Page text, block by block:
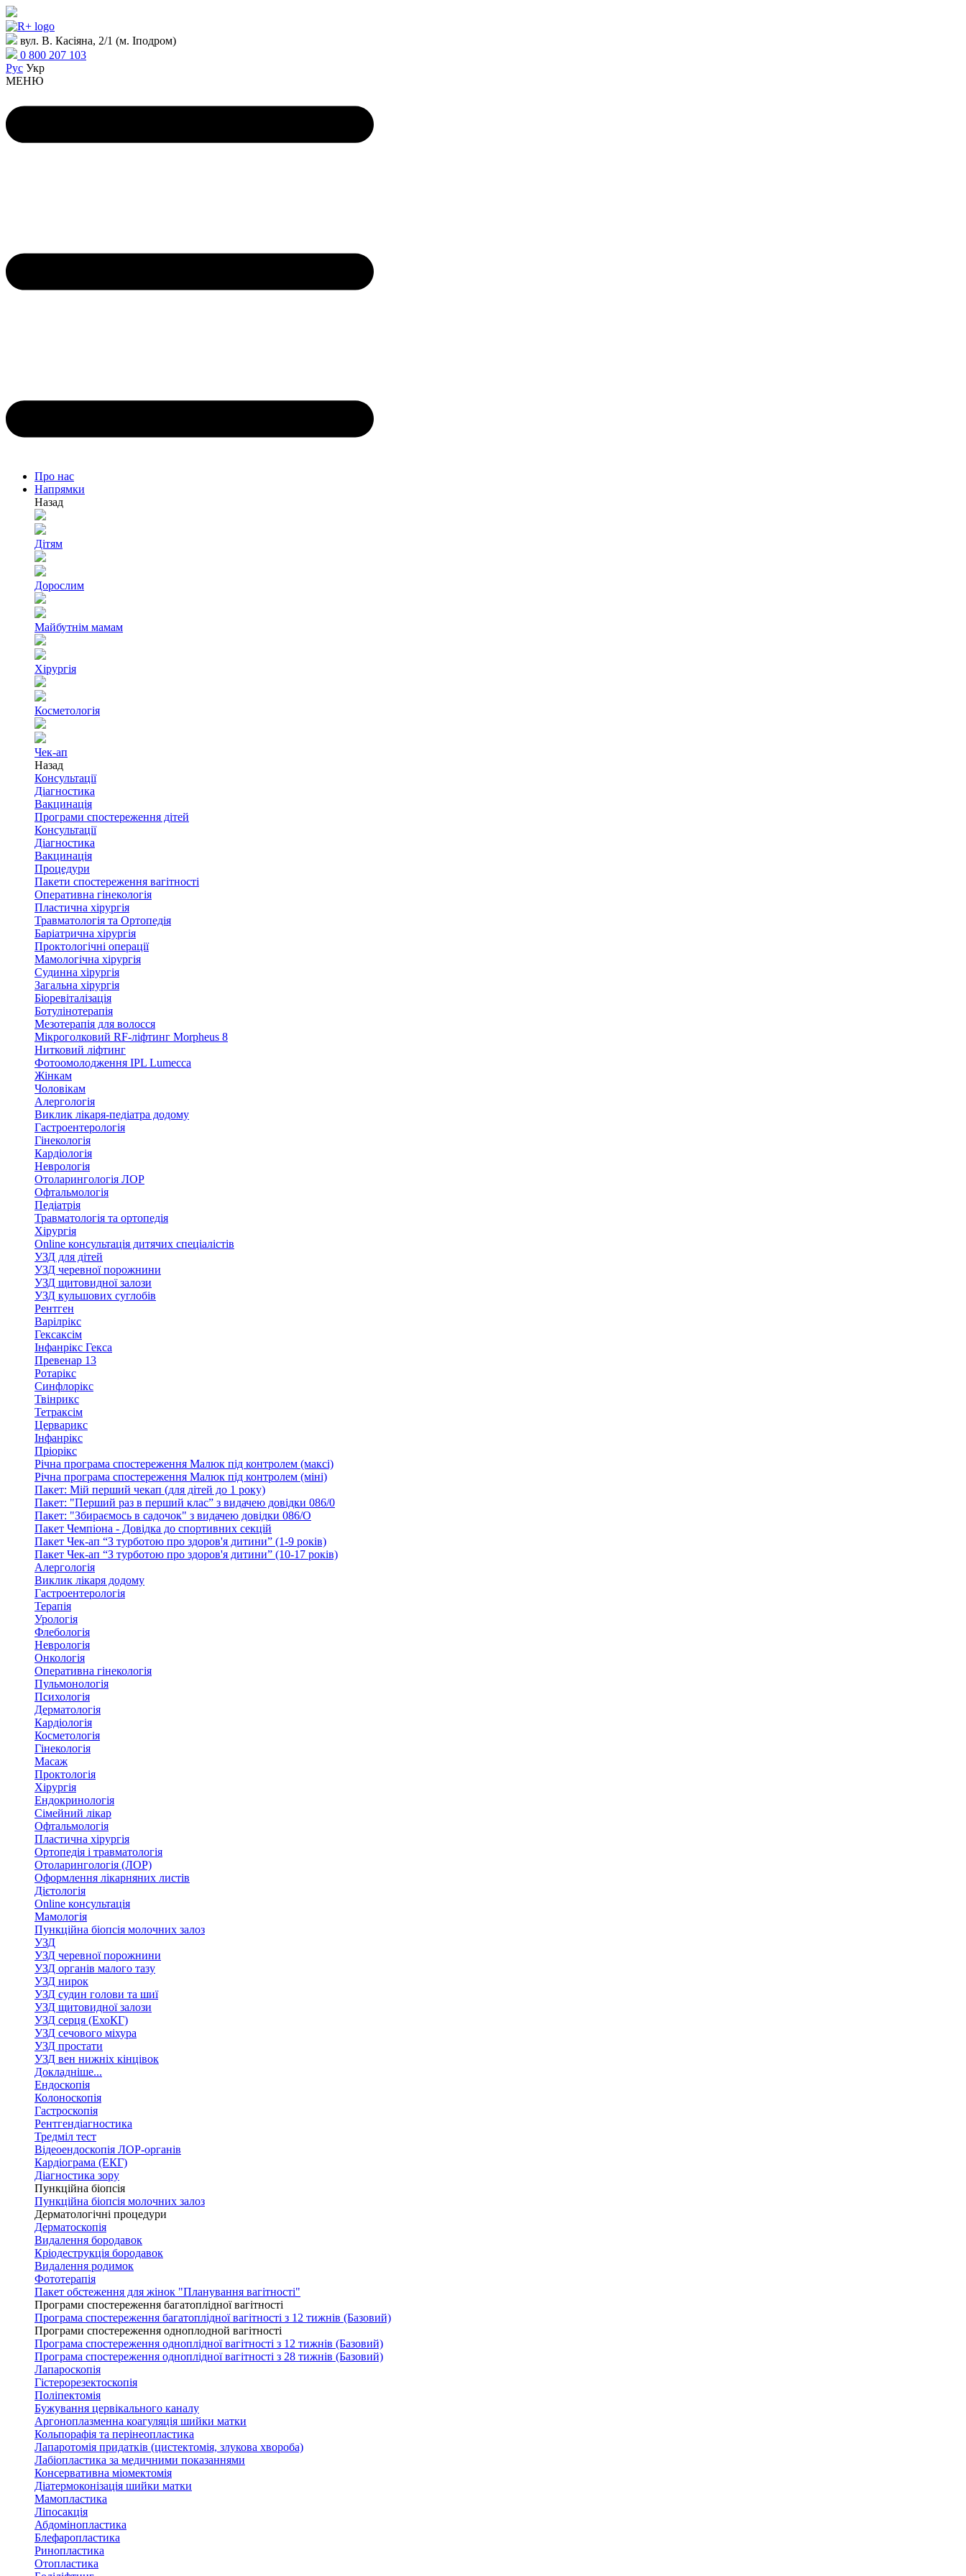
вул. В. Касіяна, 2/1 (м. Іподром)
0 800 207 103
Рус Укр
МЕНЮ
Про нас
Напрямки
Назад
Дітям
Дорослим
Майбутнім мамам
Хірургія
Косметологія
Чек-ап
Назад
Консультації
Діагностика
Вакцинація
Програми спостереження дітей
Консультації
Діагностика
Вакцинація
Процедури
Пакети спостереження вагітності
Оперативна гінекологія
Пластична хірургія
Травматологія та Ортопедія
Баріатрична хірургія
Проктологічні операції
Мамологічна хірургія
Судинна хірургія
Загальна хірургія
Біоревіталізація
Ботулінотерапія
Мезотерапія для волосся
Мікроголковий RF-ліфтинг Morpheus 8
Нитковий ліфтинг
Фотоомолодження IPL Lumecca
Жінкам
Чоловікам
Алергологія
Виклик лікаря-педіатра додому
Гастроентерологія
Гінекологія
Кардіологія
Неврологія
Отоларингологія ЛОР
Офтальмологія
Педіатрія
Травматологія та ортопедія
Хірургія
Online консультація дитячих спеціалістів
УЗД для дітей
УЗД черевної порожнини
УЗД щитовидної залози
УЗД кульшових суглобів
Рентген
Варілрікс
Гексаксім
Інфанрікс Гекса
Превенар 13
Ротарікс
Синфлорікс
Твінрикс
Тетраксім
Церварикс
Інфанрікс
Пріорікс
Річна програма спостереження Малюк під контролем (максі)
Річна програма спостереження Малюк під контролем (міні)
Пакет: Мій перший чекап (для дітей до 1 року)
Пакет: "Перший раз в перший клас” з видачею довідки 086/0
Пакет: "Збираємось в садочок" з видачею довідки 086/О
Пакет Чемпіона - Довідка до спортивних секцій
Пакет Чек-ап “З турботою про здоров'я дитини” (1-9 років)
Пакет Чек-ап “З турботою про здоров'я дитини” (10-17 років)
Алергологія
Виклик лікаря додому
Гастроентерологія
Терапія
Урологія
Флебологія
Неврологія
Онкологія
Оперативна гінекологія
Пульмонологія
Психологія
Дерматологія
Кардіологія
Косметологія
Гінекологія
Масаж
Проктологія
Хірургія
Ендокринологія
Сімейний лікар
Офтальмологія
Пластична хірургія
Ортопедія і травматологія
Отоларингологія (ЛОР)
Оформлення лікарняних листів
Дієтологія
Online консультація
Мамологія
Пункційна біопсія молочних залоз
УЗД
УЗД черевної порожнини
УЗД органів малого тазу
УЗД нирок
УЗД судин голови та шиї
УЗД щитовидної залози
УЗД серця (ЕхоКГ)
УЗД сечового міхура
УЗД простати
УЗД вен нижніх кінцівок
Докладніше...
Ендоскопія
Колоноскопія
Гастроскопія
Рентгендіагностика
Тредміл тест
Відеоендоскопія ЛОР-органів
Кардіограма (ЕКГ)
Діагностика зору
Пункційна біопсія
Пункційна біопсія молочних залоз
Дерматологічні процедури
Дерматоскопія
Видалення бородавок
Кріодеструкція бородавок
Видалення родимок
Фототерапія
Пакет обстеження для жінок "Планування вагітності"
Програми спостереження багатоплідної вагітності
Програма спостереження багатоплідної вагітності з 12 тижнів (Базовий)
Програми спостереження одноплодной вагітності
Програма спостереження одноплідної вагітності з 12 тижнів (Базовий)
Програма спостереження одноплідної вагітності з 28 тижнів (Базовий)
Лапароскопія
Гістерорезектоскопія
Поліпектомія
Бужування цервікального каналу
Аргоноплазменна коагуляція шийки матки
Кольпорафія та перінеопластика
Лапаротомія придатків (цистектомія, злукова хвороба)
Лабіопластика за медичними показаннями
Консервативна міомектомія
Діатермоконізація шийки матки
Мамопластика
Ліпосакція
Абдомінопластика
Блефаропластика
Ринопластика
Отопластика